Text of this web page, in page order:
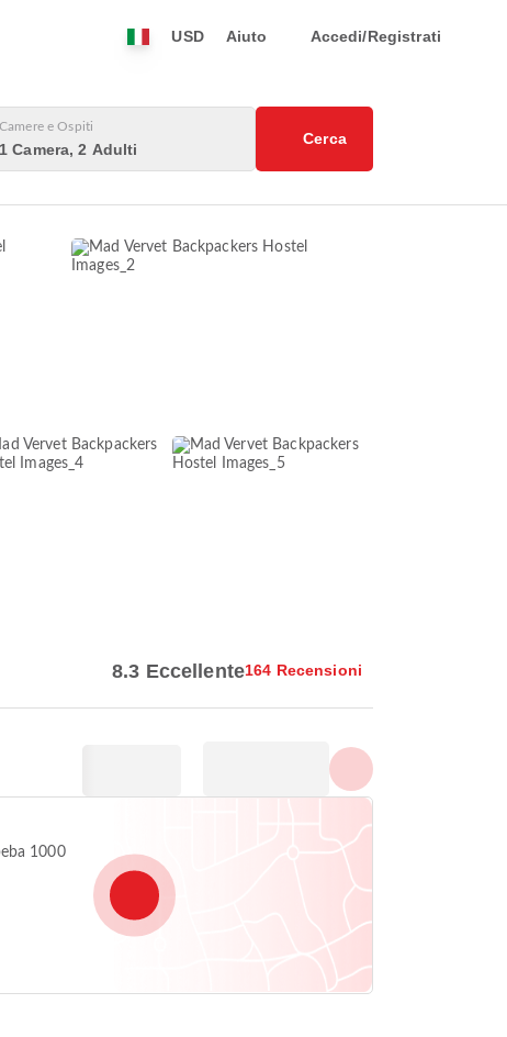
USD Aiuto Accedi/Registrati
Camere e Ospiti
1 Camera, 2 Adulti
Cerca
8.3 Eccellente164 Recensioni
1000